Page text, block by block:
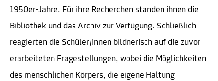
1950er-Jahre. Für ihre Recherchen standen ihnen die
Bibliothek und das Archiv zur Verfügung. Schließlich
reagierten die Schüler/innen bildnerisch auf die zuvor
erarbeiteten Fragestellungen, wobei die Möglichkeiten
des menschlichen Körpers, die eigene Haltung